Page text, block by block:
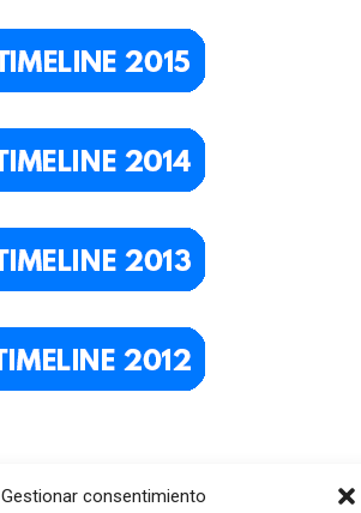
Gestionar consentimiento